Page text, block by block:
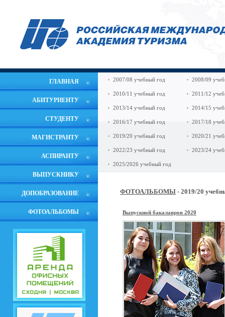
ГЛАВНАЯ
АБИТУРИЕНТУ
СТУДЕНТУ
МАГИСТРАНТУ
АСПИРАНТУ
ВЫПУСКНИКУ
ДОПОБРАЗОВАНИЕ
ФОТОАЛЬБОМЫ
2007/08 учебный год 2008/09
2010/11 учебный год 2011/12
2013/14 учебный год 2014/15
2016/17 учебный год 2017/18
2019/20 учебный год 2020/21
2022/23 учебный год 2023/24
2025/2026 учебный год
ФОТОАЛЬБОМЫ - 2019/20
Выпускной бакалавров 2020